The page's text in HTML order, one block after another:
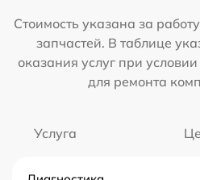
Стоимость указана за
запчастей. В таблице
оказания услуг при
для ремонта
Услуга